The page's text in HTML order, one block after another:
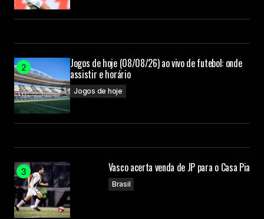
Jogos de hoje (08/08/26) ao vivo de futebol: onde
assistir e horário
Jogos de hoje
Vasco acerta venda de JP para o Casa Pia
Brasil